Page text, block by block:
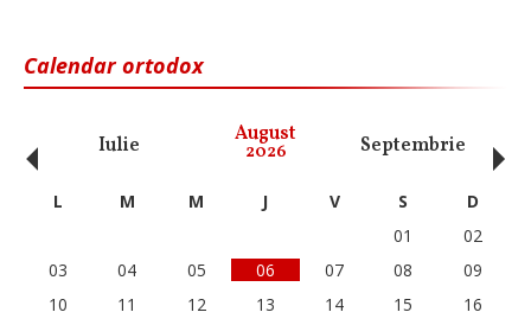
Calendar ortodox
Iulie August
2026 Septembrie
‹ L M M J V S
D
01
02
03
04 05 06 07 08
09
10
11 12 13 14 15
16